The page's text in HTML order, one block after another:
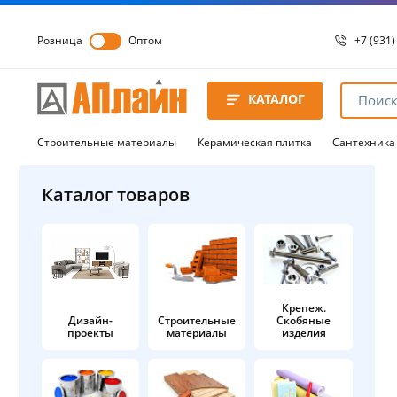
Розница Оптом +7
8 8172
8 8172
КАТАЛОГ
Строительные материалы Керамическая плитка Сантехника
Каталог товаров
Дизайн-
проекты
Строительные
материалы
Крепеж.
Скобяные
изделия